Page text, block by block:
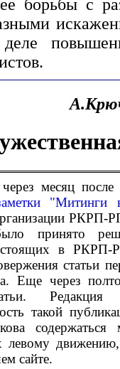
борьбы с
месяц
"Митинги
РКРП-
принято
в РКРП-
Еще через
такой
левому
сайте.